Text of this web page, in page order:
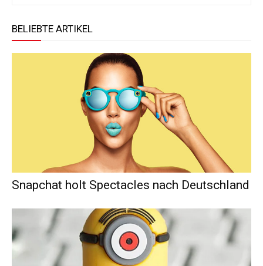
BELIEBTE ARTIKEL
Snapchat holt Spectacles nach Deutschland